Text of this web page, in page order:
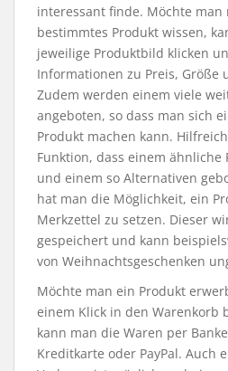
interessant finde. Möchte
bestimmtes Produkt wissen,
jeweilige Produktbild klicken
Informationen zu Preis, Größe
Zudem werden einem viele
angeboten, so dass man sich
Produkt machen kann.
Funktion, dass einem ähnliche
und einem so Alternativen
hat man die Möglichkeit, ein
Merkzettel zu setzen. Dieser
gespeichert und kann
von Weihnachtsgeschenken
Möchte man ein Produkt
einem Klick in den Warenkorb
kann man die Waren per
Kreditkarte oder PayPal. Auch